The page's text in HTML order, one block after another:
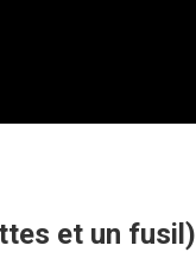
et un fusil)